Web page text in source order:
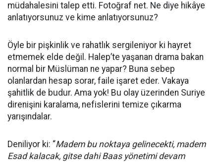
müdahalesini talep etti. Fotoğraf net. Ne diye hikâye
anlatıyorsunuz ve kime anlatıyorsunuz?
Öyle bir pişkinlik ve rahatlık sergileniyor ki hayret
etmemek elde değil. Halep’te yaşanan drama bakan
normal bir Müslüman ne yapar? Buna sebep
olanlardan hesap sorar, faile işaret eder. Vakaya
şahitlik de budur. Ama yok! Bu olay üzerinden Suriye
direnişini karalama, nefislerini temize çıkarma
yarışındalar.
Deniliyor ki: “Madem bu noktaya gelinecekti, madem
Esad kalacak, gitse dahi Baas yönetimi devam